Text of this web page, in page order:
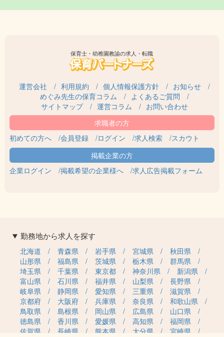
保育士・幼稚園教諭の求人・転職
運営会社 利用規約 個人情報保護方針
お知らせ
めぐみ先生の保育コラム
よくあるご質問
サイトマップ
運営コラム お問い合わせ
初めての方へ 会員登録 ログイン 求人検索 スカウト
企業ログイン 掲載希望の企業様へ 求人広告掲載フォーム
勤務地から求人を探す
北海道 青森県 岩手県 宮城県
秋田県
山形県
福島県 茨城県 栃木県
群馬県
埼玉県
千葉県 東京都 神奈川県
新潟県
富山県
石川県 福井県 山梨県
長野県
岐阜県
静岡県 愛知県 三重県
滋賀県
京都府
大阪府 兵庫県 奈良県
和歌山県
鳥取県
島根県 岡山県 広島県
山口県
徳島県
香川県 愛媛県 高知県
福岡県
佐賀県
長崎県 熊本県 大分県
宮崎県